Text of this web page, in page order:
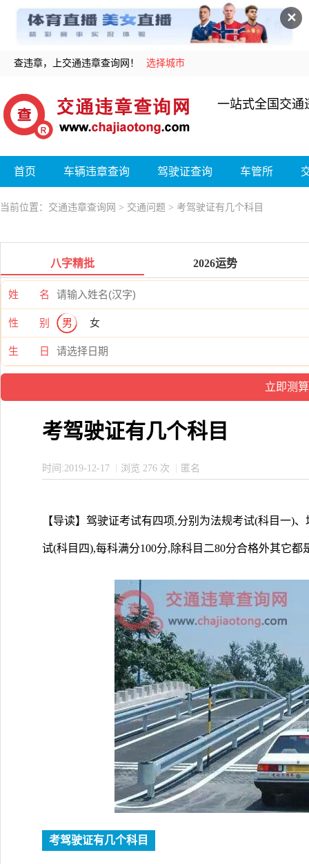
✕
查违章，上交通违章查询网！ 选择城市
一站式全国交通
首页 车辆违章查询 驾驶证查询 车管所
当前位置： 交通违章查询网 > 交通问题 > 考驾驶证有几个科目
八字精批 2026运势
姓 名
性 别 男 女
生 日
考驾驶证有几个科目
时间:2019-12-17 浏览 276 次 匿名
【导读】驾驶证考试有四项,分别为法规考试(科目一)
试(科目四),每科满分100分,除科目二80分合格外其它都
考驾驶证有几个科目